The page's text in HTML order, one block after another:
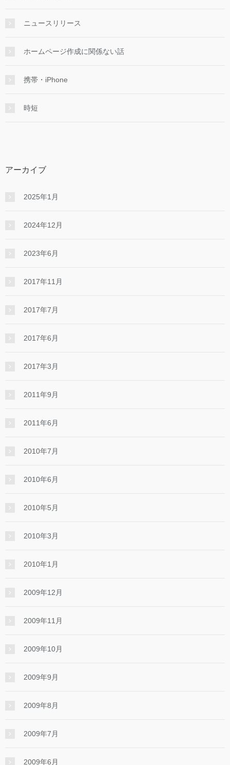
ニュースリリース
ホームページ作成に関係ない話
携帯・iPhone
時短
アーカイブ
2025年1月
2024年12月
2023年6月
2017年11月
2017年7月
2017年6月
2017年3月
2011年9月
2011年6月
2010年7月
2010年6月
2010年5月
2010年3月
2010年1月
2009年12月
2009年11月
2009年10月
2009年9月
2009年8月
2009年7月
2009年6月